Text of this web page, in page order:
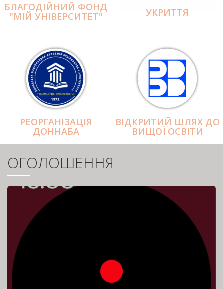
БЛАГОДІЙНИЙ ФОНД
"МІЙ УНІВЕРСИТЕТ" УКРИТТЯ
РЕОРГАНІЗАЦІЯ
ДОННАБА
ВІДКРИТИЙ ШЛЯХ ДО
ВИЩОЇ ОСВІТИ
ОГОЛОШЕННЯ